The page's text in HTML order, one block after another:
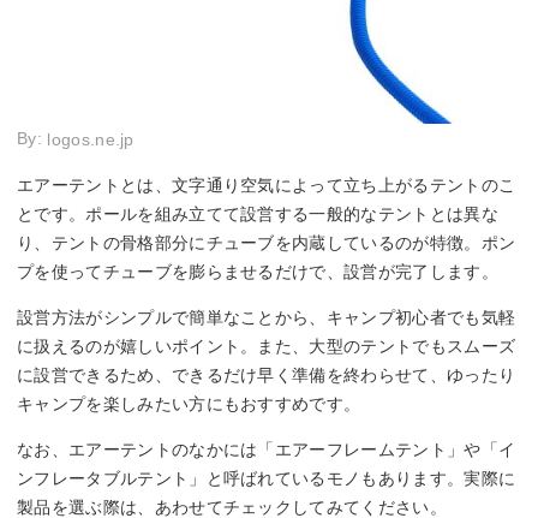
By: logos.ne.jp
エアーテントとは、文字通り空気によって立ち上がるテントのこ
とです。ポールを組み立てて設営する一般的なテントとは異な
り、テントの骨格部分にチューブを内蔵しているのが特徴。ポン
プを使ってチューブを膨らませるだけで、設営が完了します。
設営方法がシンプルで簡単なことから、キャンプ初心者でも気軽
に扱えるのが嬉しいポイント。また、大型のテントでもスムーズ
に設営できるため、できるだけ早く準備を終わらせて、ゆったり
キャンプを楽しみたい方にもおすすめです。
なお、エアーテントのなかには「エアーフレームテント」や「イ
ンフレータブルテント」と呼ばれているモノもあります。実際に
製品を選ぶ際は、あわせてチェックしてみてください。